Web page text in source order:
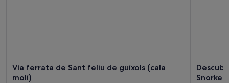
Vía ferrata de Sant feliu de guíxols (cala
molí)